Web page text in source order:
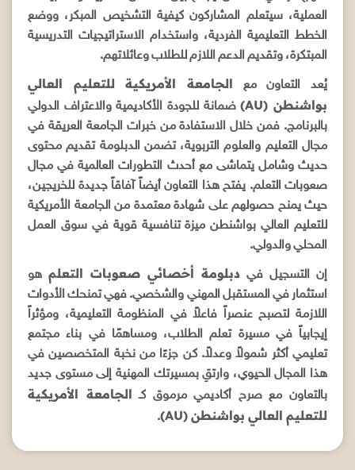
العملية، سيتعلم المشاركون كيفية التشخيص المبكر، ووضع
الخطط التعليمية الفردية، واستخدام الاستراتيجيات التدريسية
المبتكرة، وتقديم الدعم اللازم للطلاب وعائلاتهم.
يُعد التعاون مع الجامعة الأمريكية للتعليم العالي
بواشنطن (AU)
ضمانة للجودة الأكاديمية والاعتراف الدولي
بالبرنامج. فمن خلال الاستفادة من خبرات الجامعة العريقة في
مجال التعليم والعلوم التربوية، تضمن الدبلومة تقديم محتوى
حديث وشامل يتماشى مع أحدث التطورات العالمية في مجال
صعوبات التعلم. يفتح هذا التعاون أيضاً آفاقاً جديدة للخريجين،
حيث يمنح حصولهم على شهادة معتمدة من الجامعة الأمريكية
للتعليم العالي بواشنطن ميزة تنافسية قوية في سوق العمل
المحلي والدولي.
إن التسجيل في دبلومة أخصائي صعوبات التعلم هو
استثمار في المستقبل المهني والشخصي. فهي تمنحك الأدوات
اللازمة لتصبح عنصراً فاعلاً في المنظومة التعليمية، ومؤثراً
إيجابياً في مسيرة تعلم الطلاب، ومساهمًا في بناء مجتمع
تعليمي أكثر شمولاً وعدلاً. كن جزءًا من نخبة المتخصصين في
هذا المجال الحيوي، وارتقِ بمسيرتك المهنية إلى مستوى جديد
بالتعاون مع صرح أكاديمي مرموق كـ الجامعة الأمريكية
للتعليم العالي بواشنطن (AU)
.